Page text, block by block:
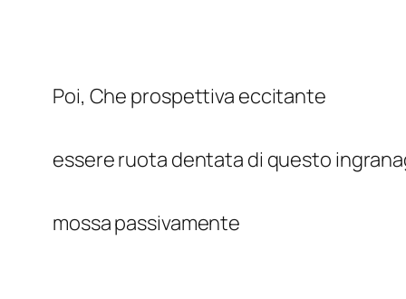
Poi, Che prospettiva eccitante
essere ruota dentata di questo
mossa passivamente